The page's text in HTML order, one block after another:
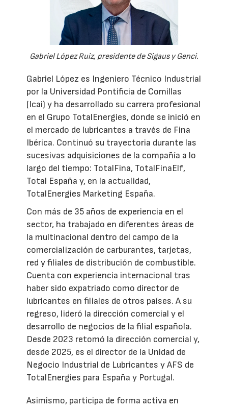
Gabriel López Ruiz, presidente de Sigaus y Genci.
Gabriel López es Ingeniero Técnico Industrial
por la Universidad Pontificia de Comillas
(Icai) y ha desarrollado su carrera profesional
en el Grupo TotalEnergies, donde se inició en
el mercado de lubricantes a través de Fina
Ibérica. Continuó su trayectoria durante las
sucesivas adquisiciones de la compañía a lo
largo del tiempo: TotalFina, TotalFinaElf,
Total España y, en la actualidad,
TotalEnergies Marketing España.
Con más de 35 años de experiencia en el
sector, ha trabajado en diferentes áreas de
la multinacional dentro del campo de la
comercialización de carburantes, tarjetas,
red y filiales de distribución de combustible.
Cuenta con experiencia internacional tras
haber sido expatriado como director de
lubricantes en filiales de otros países. A su
regreso, lideró la dirección comercial y el
desarrollo de negocios de la filial española.
Desde 2023 retomó la dirección comercial y,
desde 2025, es el director de la Unidad de
Negocio Industrial de Lubricantes y AFS de
TotalEnergies para España y Portugal.
Asimismo, participa de forma activa en